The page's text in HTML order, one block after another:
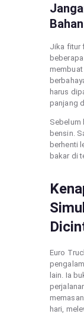
Jika fitur
harus
panjang
Sebelum
bensin.
berhenti
bakar di
Euro
lain. Ia
hari,